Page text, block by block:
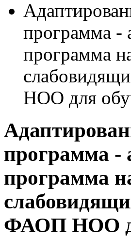
программа -
программа
НОО для
программа -
программа
ФАОП НОО